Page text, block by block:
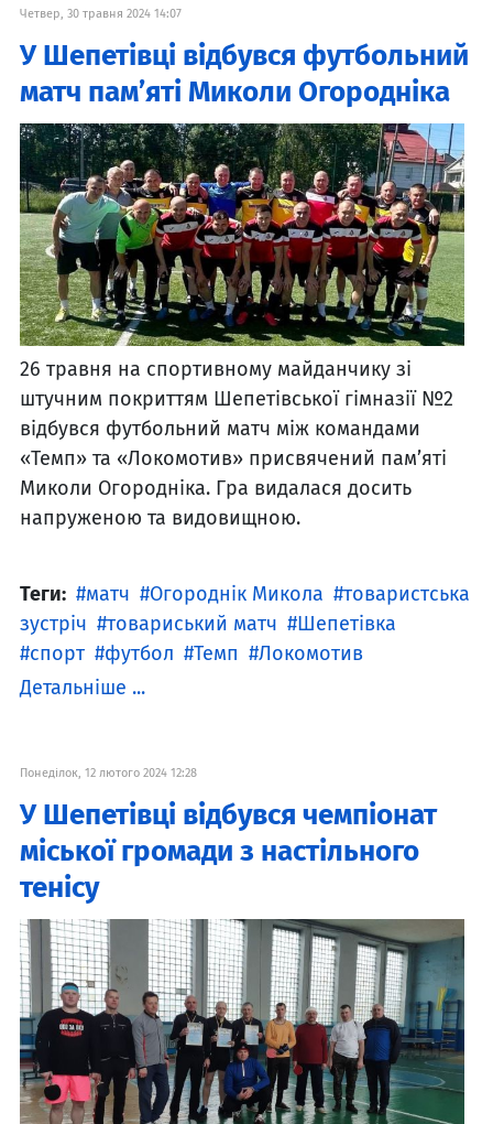
Четвер, 30 травня 2024 14:07
У Шепетівці відбувся футбольний
матч пам’яті Миколи Огородніка
26 травня на спортивному майданчику зі
штучним покриттям Шепетівської гімназії №2
відбувся футбольний матч між командами
«Темп» та «Локомотив» присвячений пам’яті
Миколи Огородніка. Гра видалася досить
напруженою та видовищною.
Теги: матч Огороднік Микола
товаристська
зустріч
товариський матч
Шепетівка
спорт
футбол Темп
Локомотив
Детальніше ...
Понеділок, 12 лютого 2024 12:28
У Шепетівці відбувся чемпіонат
міської громади з настільного
тенісу